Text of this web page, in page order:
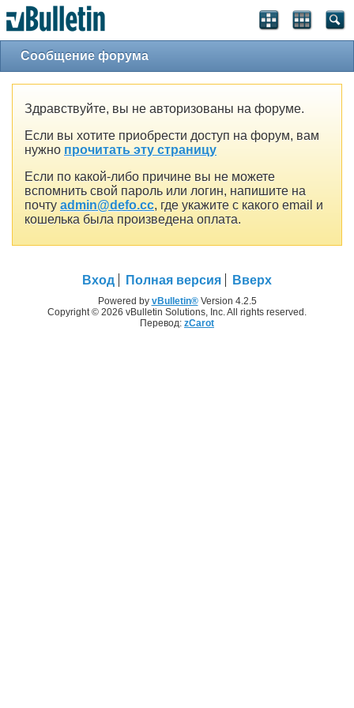
Сообщение форума
Здравствуйте, вы не авторизованы на форуме.
Если вы хотите приобрести доступ на форум, вам
нужно прочитать эту страницу
Если по какой-либо причине вы не можете
вспомнить свой пароль или логин, напишите на
почту admin@defo.cc, где укажите с какого email и
кошелька была произведена оплата.
Вход Полная версия Вверх
Powered by vBulletin®Version 4.2.5
Copyright © 2026 vBulletin Solutions, Inc. All rights reserved.
Перевод: zCarot